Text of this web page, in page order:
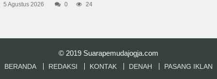
5 Agustus 2026 0 24
© 2019 Suarapemudajogja.com
BERANDA REDAKSI KONTAK DENAH PASANG IKLAN